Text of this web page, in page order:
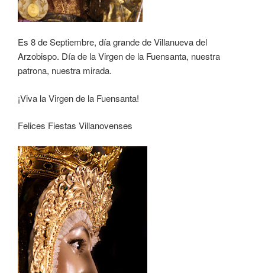
Es 8 de Septiembre, día grande de Villanueva del
Arzobispo. Día de la Virgen de la Fuensanta, nuestra
patrona, nuestra mirada.
¡Viva la Virgen de la Fuensanta!
Felices Fiestas Villanovenses